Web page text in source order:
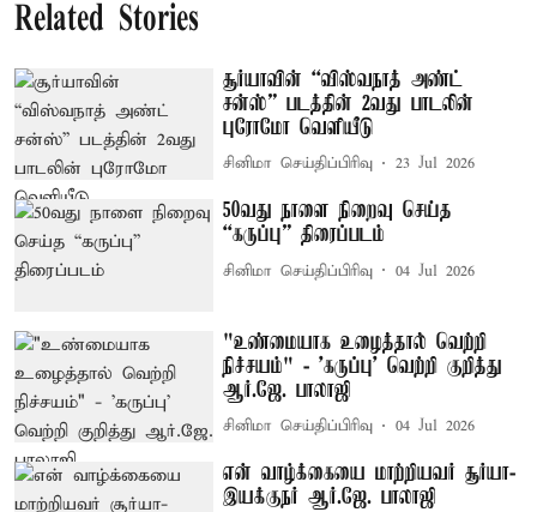
Related Stories
சூர்யாவின் “விஸ்வநாத் அண்ட்
சன்ஸ்” படத்தின் 2வது பாடலின்
புரோமோ வெளியீடு
சினிமா செய்திப்பிரிவு 23 Jul 2026
50வது நாளை நிறைவு செய்த
“கருப்பு” திரைப்படம்
சினிமா செய்திப்பிரிவு 04 Jul 2026
"உண்மையாக உழைத்தால் வெற்றி
நிச்சயம்" - 'கருப்பு' வெற்றி குறித்து
ஆர்.ஜே. பாலாஜி
சினிமா செய்திப்பிரிவு 04 Jul 2026
என் வாழ்க்கையை மாற்றியவர் சூர்யா-
இயக்குநர் ஆர்.ஜே. பாலாஜி